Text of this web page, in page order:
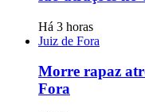
Há 3 horas
Juiz de Fora
Morre rapaz
Fora